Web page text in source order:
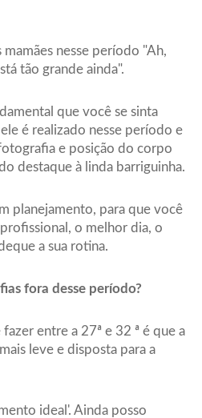
nesse período "Ah,
tão grande ainda".
que você se sinta
é realizado nesse período e
e posição do corpo
destaque à linda barriguinha.
planejamento, para que você
o melhor dia, o
a sua rotina.
fora desse período?
entre a 27ª e 32 ª é que a
leve e disposta para a
ideal'. Ainda posso